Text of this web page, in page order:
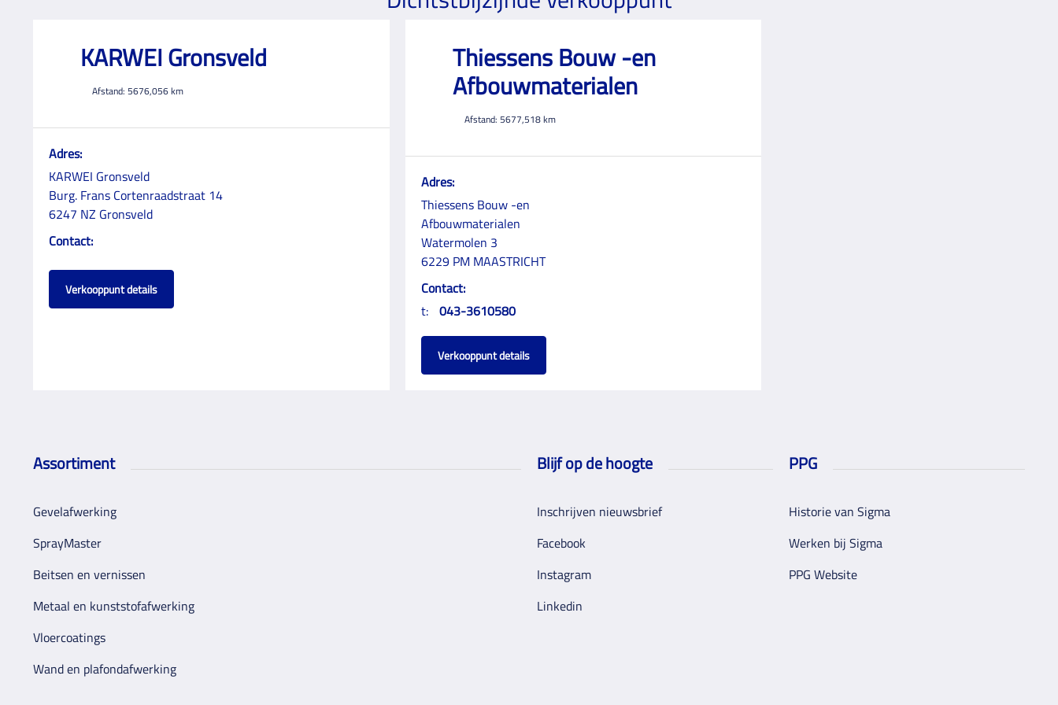
KARWEI Gronsveld
Afstand: 5676,056km
Adres:
KARWEI Gronsveld
Burg. Frans Cortenraadstraat 14
6247 NZ Gronsveld
Contact:
Verkooppunt details
Thiessens Bouw -en
Afbouwmaterialen
Afstand: 5677,518km
Adres:
Thiessens Bouw -en
Afbouwmaterialen
Watermolen 3
6229 PM MAASTRICHT
Contact:
t: 043-3610580
Verkooppunt details
Assortiment
Gevelafwerking
SprayMaster
Beitsen en vernissen
Metaal en kunststofafwerking
Vloercoatings
Wand en plafondafwerking
Blijf op de hoogte
Inschrijven nieuwsbrief
Facebook
Instagram
Linkedin
PPG
Historie van Sigma
Werken bij Sigma
PPG Website